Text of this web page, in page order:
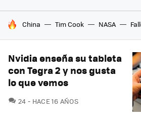
HOY SE HABLA DE
China Tim Cook NASA
Nvidia enseña su tableta
con Tegra 2 y nos gusta
lo que vemos
24 COMENTARIOS
HACE 16 AÑOS